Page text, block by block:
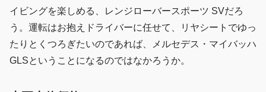
イビングを楽しめる、レンジローバースポーツ SVだろ
う。運転はお抱えドライバーに任せて、リヤシートでゆっ
たりとくつろぎたいのであれば、メルセデス・マイバッハ
GLSということになるのではなかろうか。